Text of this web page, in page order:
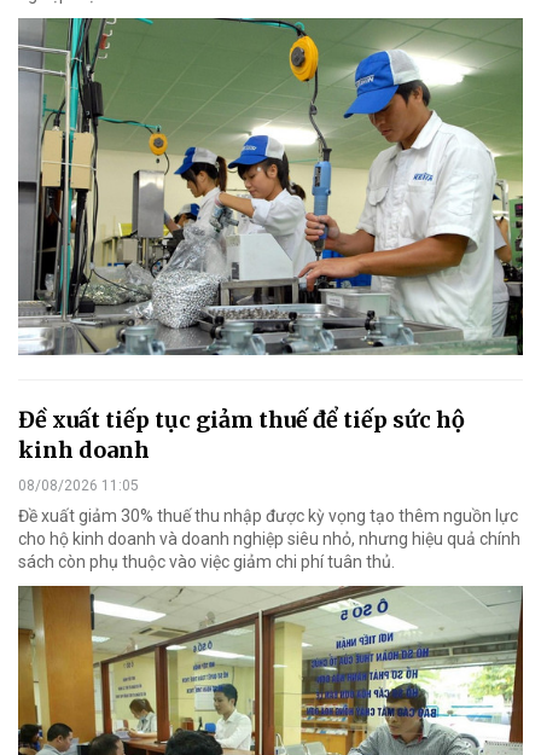
Đề xuất tiếp tục giảm thuế để tiếp sức hộ
kinh doanh
08/08/2026 11:05
Đề xuất giảm 30% thuế thu nhập được kỳ vọng tạo thêm nguồn lực
cho hộ kinh doanh và doanh nghiệp siêu nhỏ, nhưng hiệu quả chính
sách còn phụ thuộc vào việc giảm chi phí tuân thủ.